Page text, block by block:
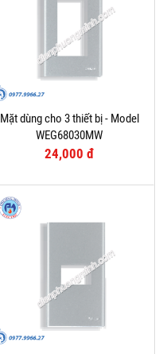
Mặt dùng cho 3 thiết bị - Model
WEG68030MW
24,000 đ